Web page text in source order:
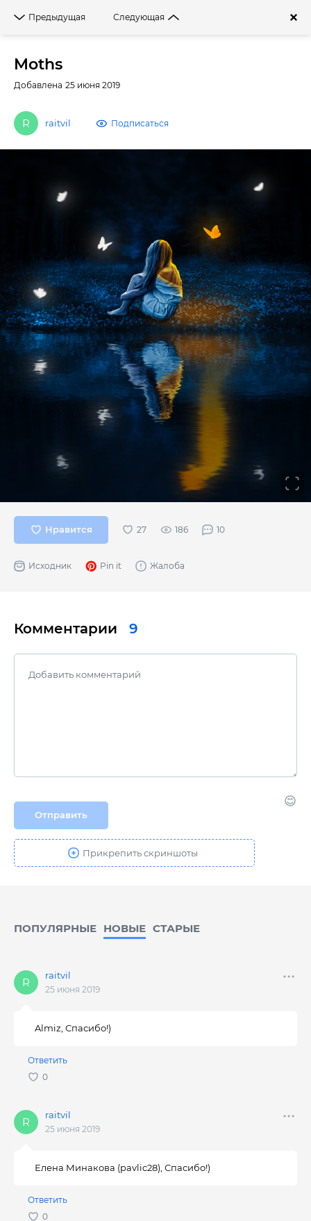
Войти
Предыдущая Следующая
Moths
Добавлена 25 июня 2019
raitvil
Нравится 186 10
Исходник Pin it Жалоба
Комментарии 9
Отправить
ПОПУЛЯРНЫЕ НОВЫЕ CТАРЫЕ
raitvil
25 июня 2019
Almiz, Спасибо!)
Ответить
raitvil
25 июня 2019
Елена Минакова (pavlic28), Спасибо!)
Ответить